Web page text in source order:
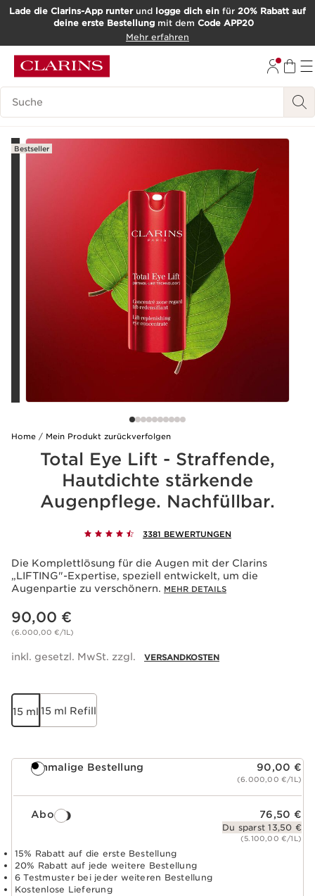
WEITER ZUM INHALT
Lade die Clarins-App runterund logge dich ein für 20% Rabatt auf
deine erste Bestellungmit dem Code APP20
Mehr erfahren
Such-Historie
Bestseller
Home Mein Produkt zurückverfolgen
Total Eye Lift - Straffende,
Hautdichte stärkende
Augenpflege. Nachfüllbar.
3381 BEWERTUNGEN
Die Komplettlösung für die Augen mit der Clarins
„LIFTING"-Expertise, speziell entwickelt, um die
Augenpartie zu verschönern. MEHR DETAILS
Aktueller Preis 90,00 €
90,00 €
(6.000,00 €/1L)
inkl. gesetzl. MwSt. zzgl. VERSANDKOSTEN
15 ml 15 ml Refill
Einmalige Bestellung 90,00 €
(6.000,00 €/1L)
Abo 76,50 €
Du sparst 13,50 €
(5.100,00 €/1L)
15% Rabatt auf die erste Bestellung
20% Rabatt auf jede weitere Bestellung
6 Testmuster bei jeder weiteren Bestellung
Kostenlose Lieferung